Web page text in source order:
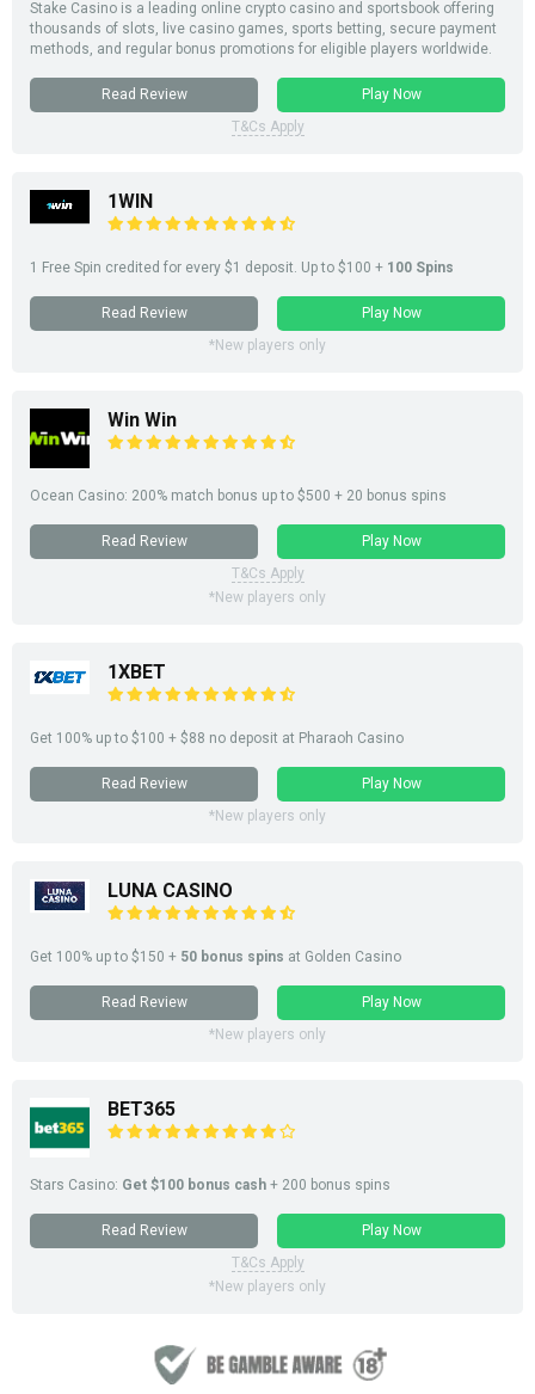
Stake Casino is a leading online crypto casino and sportsbook offering
thousands of slots, live casino games, sports betting, secure payment
methods, and regular bonus promotions for eligible players worldwide.
Read Review
Play Now
T&Cs Apply
1WIN
1 Free Spin credited for every $1 deposit. Up to $100 + 100 Spins
Read Review
Play Now
*New players only
Win Win
Ocean Casino: 200% match bonus up to $500 + 20 bonus spins
Read Review
Play Now
T&Cs Apply
*New players only
1XBET
Get 100% up to $100 + $88 no deposit at Pharaoh Casino
Read Review
Play Now
*New players only
LUNA CASINO
Get 100% up to $150 + 50 bonus spins at Golden Casino
Read Review
Play Now
*New players only
BET365
Stars Casino: Get $100 bonus cash + 200 bonus spins
Read Review
Play Now
T&Cs Apply
*New players only